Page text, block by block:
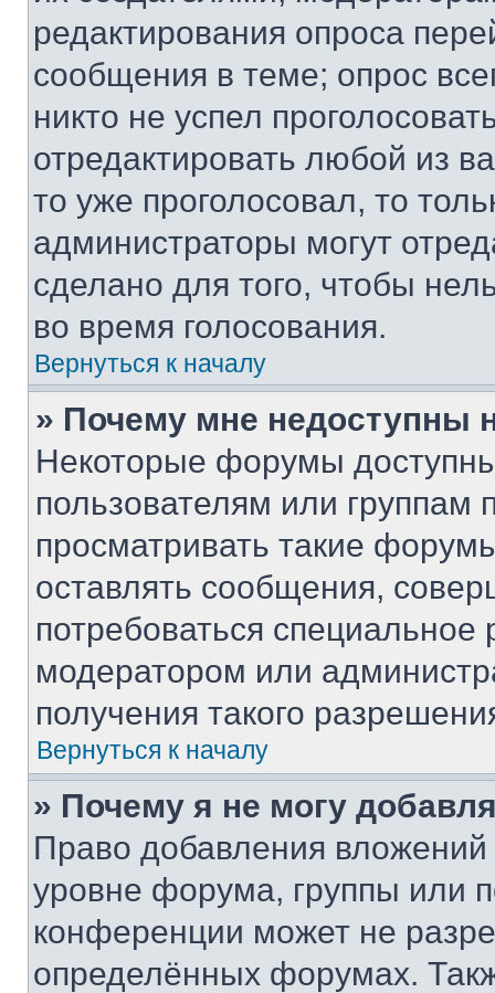
редактирования опроса
сообщения в теме; опрос
никто не успел
отредактировать любой из
то уже проголосовал, то
администраторы могут
сделано для того, чтобы
во время голосования.
Вернуться к началу
» Почему мне недоступны
Некоторые форумы
пользователям или группам
просматривать такие
оставлять сообщения,
потребоваться
модератором или
получения такого
Вернуться к началу
» Почему я не могу
Право добавления
уровне форума, группы или
конференции может не
определённых форумах.